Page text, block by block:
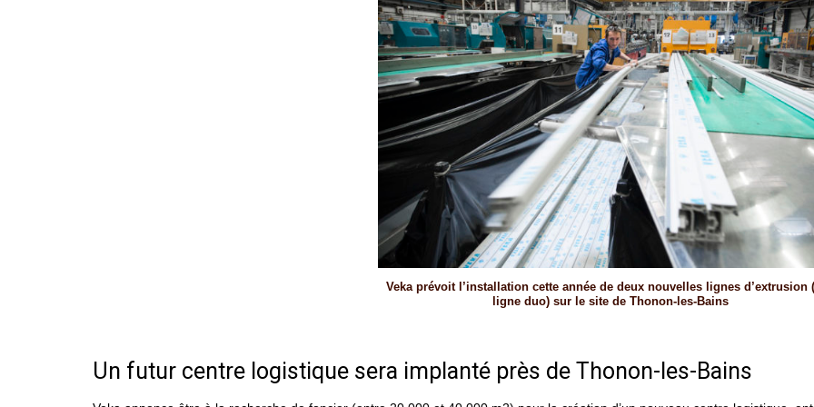
Veka prévoit l’installation cette année de deux nouvelles lignes d’extrusion
ligne duo) sur le site de Thonon-les-Bains
Un futur centre logistique sera implanté près de Thonon-les-Bains